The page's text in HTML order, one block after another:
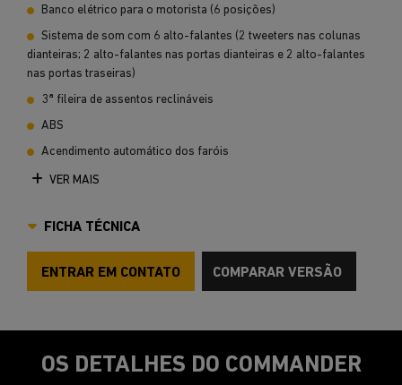
Banco elétrico para o motorista (6 posições)
Sistema de som com 6 alto-falantes (2 tweeters nas colunas
dianteiras; 2 alto-falantes nas portas dianteiras e 2 alto-falantes
nas portas traseiras)
3ª fileira de assentos reclináveis
ABS
Acendimento automático dos faróis
VER MAIS
FICHA TÉCNICA
ENTRAR EM CONTATO COMPARAR VERSÃO
OS DETALHES DO COMMANDER